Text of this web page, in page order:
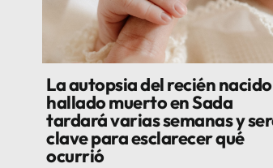
La autopsia del recién nacido
hallado muerto en Sada
tardará varias semanas y
clave para esclarecer qué
ocurrió